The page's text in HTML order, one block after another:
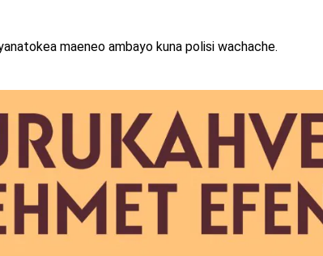
maeneo ambayo kuna polisi wachache.